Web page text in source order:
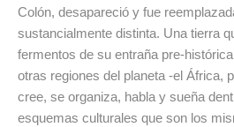
Colón, desapareció y fue
sustancialmente distinta. Una tierra
fermentos de su entraña pre-
otras regiones del planeta -el África,
cree, se organiza, habla y sueña
esquemas culturales que son los